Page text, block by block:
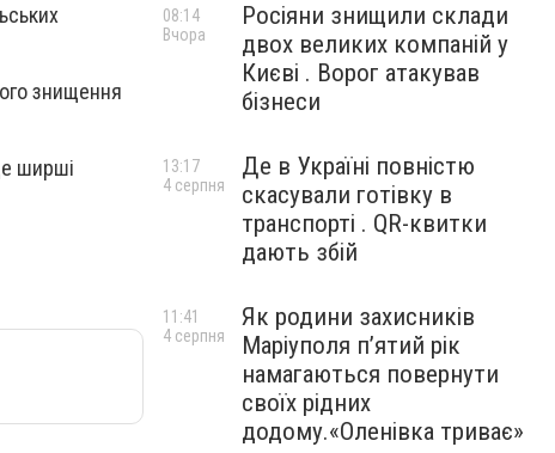
знищення
ширші
Росіяни знищили склади
двох великих компаній у
Києві . Ворог атакував
бізнеси
08:14
Вчора
Де в Україні повністю
скасували готівку в
транспорті . QR-квитки
дають збій
13:17
4 серпня
Як родини захисників
Маріуполя пʼятий рік
намагаються повернути
своїх рідних
додому.«Оленівка триває»
11:41
4 серпня